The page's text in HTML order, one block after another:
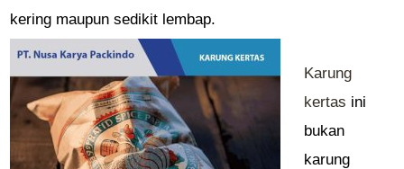
kering maupun sedikit lembap.
Karung
kertas ini
bukan
karung